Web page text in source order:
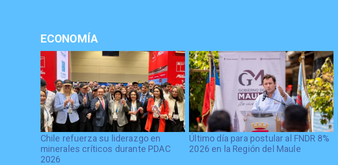
ECONOMÍA
Chile refuerza su liderazgo en
minerales críticos durante PDAC
2026
Último día para postular al FNDR 8%
2026 en la Región del Maule